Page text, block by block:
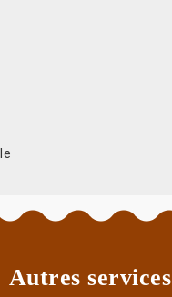
Autres services